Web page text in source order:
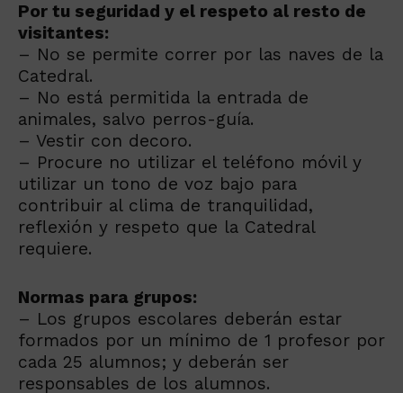
Por tu seguridad y el respeto al resto de
visitantes:
– No se permite correr por las naves de la
Catedral.
– No está permitida la entrada de
animales, salvo perros-guía.
– Vestir con decoro.
– Procure no utilizar el teléfono móvil y
utilizar un tono de voz bajo para
contribuir al clima de tranquilidad,
reflexión y respeto que la Catedral
requiere.
Normas para grupos:
– Los grupos escolares deberán estar
formados por un mínimo de 1 profesor por
cada 25 alumnos; y deberán ser
responsables de los alumnos.